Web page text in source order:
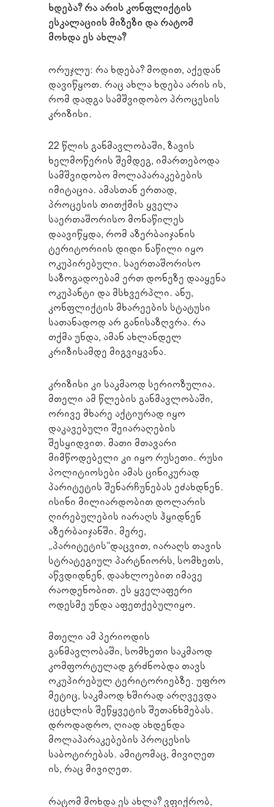
ხდება? რა არის კონფლიქტის
ესკალაციის მიზეზი და რატომ
მოხდა ეს ახლა?
ორუჯლუ: რა ხდება? მოდით, აქედან
დავიწყოთ. რაც ახლა ხდება არის ის,
რომ დადგა სამშვიდობო პროცესის
კრიზისი.
22 წლის განმავლობაში, ზავის
ხელმოწერის შემდეგ, იმართებოდა
სამშვიდობო მოლაპარაკებების
იმიტაცია. ამასთან ერთად,
პროცესის თითქმის ყველა
საერთაშორისო მონაწილეს
დაავიწყდა, რომ აზერბაიჯანის
ტერიტორიის დიდი ნაწილი იყო
ოკუპირებული. საერთაშორისო
საზოგადოებამ ერთ დონეზე დააყენა
ოკუპანტი და მსხვერპლი. ანუ,
კონფლიქტის მხარეების სტატუსი
სათანადოდ არ განისაზღვრა. რა
თქმა უნდა, ამან ახლანდელ
კრიზისამდე მიგვიყვანა.
კრიზისი კი საკმაოდ სერიოზულია.
მთელი ამ წლების განმავლობაში,
ორივე მხარე აქტიურად იყო
დაკავებული შეიარაღების
შესყიდვით. მათი მთავარი
მიმწოდებელი კი იყო რუსეთი. რუსი
პოლიტიოსები ამას ცინიკურად
პარიტეტის შენარჩუნებას ეძახდნენ.
ისინი მილიარდობით დოლარის
ღირებულების იარაღს ჰყიდნენ
აზერბაიჯანში. მერე,
„პარიტეტის“დაცვით, იარაღს თავის
სტრატეგიულ პარტნიორს, სომხეთს,
აწვდიდნენ, დაახლოებით იმავე
რაოდენობით. ეს ყველაფერი
ოდესმე უნდა აფეთქებულიყო.
მთელი ამ პერიოდის
განმავლობაში, სომხეთი საკმაოდ
კომფორტულად გრძნობდა თავს
ოკუპირებულ ტერიტორიებზე. უფრო
მეტიც, საკმაოდ ხშირად არღვევდა
ცეცხლის შეწყვეტის შეთანხმებას.
დროდადრო, ღიად ახდენდა
მოლაპარაკებების პროცესის
საბოტირებას. ამიტომაც, მივიღეთ
ის, რაც მივიღეთ.
რატომ მოხდა ეს ახლა? ვფიქრობ,